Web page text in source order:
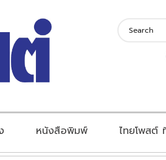
หนังสือพิมพ์ ไทยโพสต์